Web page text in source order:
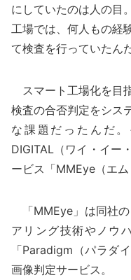
にしていたのは人の目
工場では、何人もの経
て検査を行っていたんだ
スマート工場化を目
検査の合否判定をシス
な課題だったんだ
DIGITAL（ワイ・イー
ービス「MMEye（エム
「MMEye」は同社
アリング技術やノウ
「Paradigm（パラダ
画像判定サービス。